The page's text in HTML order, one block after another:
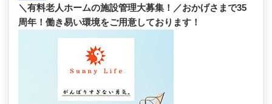
＼有料老人ホームの施設管理大募集！／おかげさまで35
周年！働き易い環境をご用意しております！